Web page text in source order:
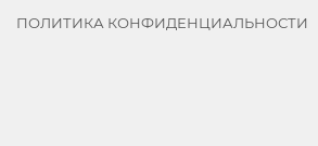
ПОЛИТИКА КОНФИДЕНЦИАЛЬНОСТИ